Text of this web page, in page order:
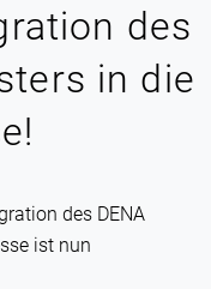
des
in die
des DENA
ist nun